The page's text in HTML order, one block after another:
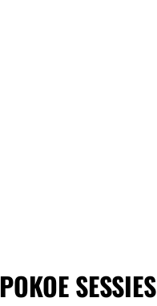
POKOE SESSIES